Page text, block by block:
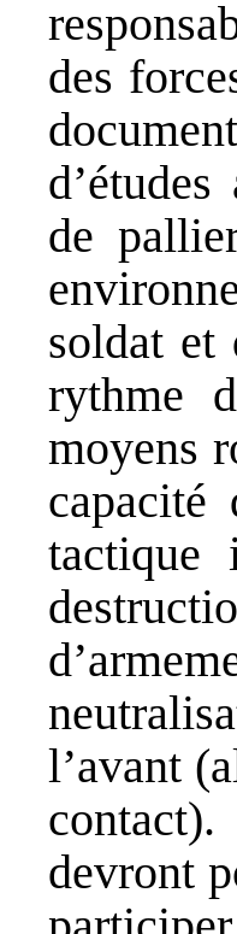
des
de
soldat et
rythme
moyens
capacité
tactique
l’avant
devront